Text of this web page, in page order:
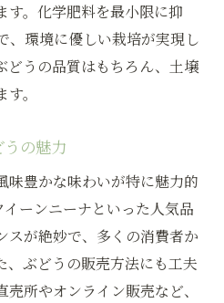
す。化学肥料を最小限に抑
、環境に優しい栽培が実現し
どうの品質はもちろん、土壌
。
の魅力
味豊かな味わいが特に魅力的
ーンニーナといった人気品
スが絶妙で、多くの消費者か
、ぶどうの販売方法にも工夫
所やオンライン販売など、